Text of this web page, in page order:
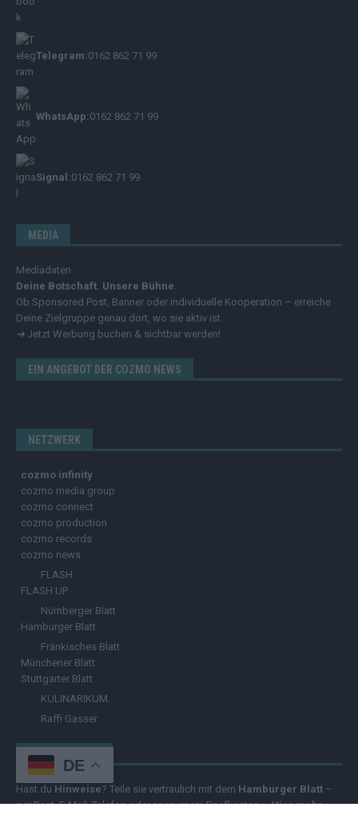
Telegram:0162 862 71 99
WhatsApp:0162 862 71 99
Signal:0162 862 71 99
MEDIA
Mediadaten
Deine Botschaft. Unsere Bühne.
Ob Sponsored Post, Banner oder individuelle Kooperation – erreiche
Deine Zielgruppe genau dort, wo sie aktiv ist.
➔ Jetzt Werbung buchen & sichtbar werden!
EIN ANGEBOT DER COZMO NEWS
NETZWERK
cozmo infinity
cozmo media group
cozmo connect
cozmo production
cozmo records
cozmo news
FLASH
FLASH UP
Nürnberger Blatt
Hamburger Blatt
Fränkisches Blatt
Münchener Blatt
Stuttgarter Blatt
KULINARIKUM.
Raffi Gasser
HINWEISGEBER
Hast du Hinweise? Teile sie vertraulich mit dem Hamburger Blatt –
per Post, E-Mail, Telefon oder anonymem Briefkasten –Hier mehr
DE